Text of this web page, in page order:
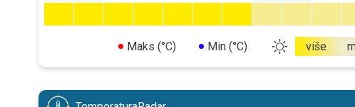
Maks (°C) Min (°C) više